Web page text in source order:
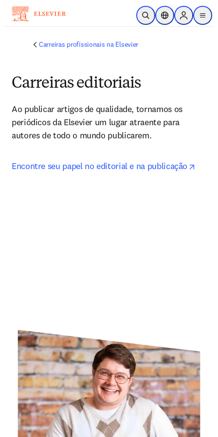
Ir para o conteúdo principal
Pesquisa aberta
Seletor deSign in to
menu
Carreiras profissionais na Elsevier
Carreiras editoriais
Ao publicar artigos de qualidade, tornamos os
periódicos da Elsevier um lugar atraente para
autores de todo o mundo publicarem.
Encontre seu papel no editorial e na publicação